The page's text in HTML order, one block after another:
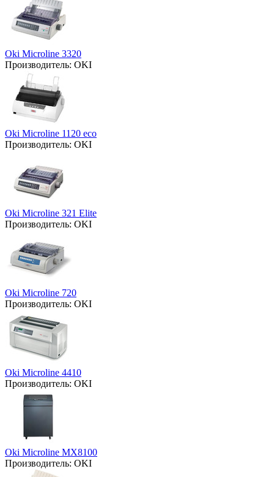
Oki Microline 3320
Производитель: OKI
Oki Microline 1120 eco
Производитель: OKI
Oki Microline 321 Elite
Производитель: OKI
Oki Microline 720
Производитель: OKI
Oki Microline 4410
Производитель: OKI
Oki Microline MX8100
Производитель: OKI